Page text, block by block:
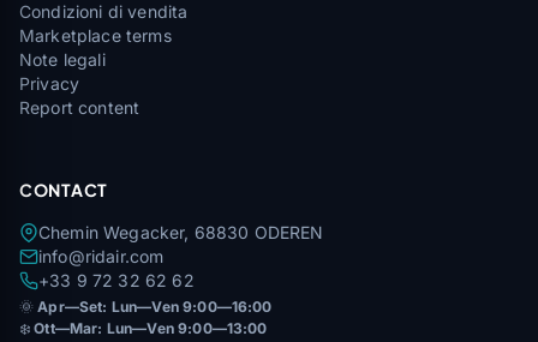
Condizioni di vendita
Marketplace terms
Note legali
Privacy
Report content
CONTACT
Chemin Wegacker, 68830 ODEREN
info@ridair.com
+33 9 72 32 62 62
🌞Apr—Set: Lun—Ven 9:00—16:00
❄️Ott—Mar: Lun—Ven 9:00—13:00